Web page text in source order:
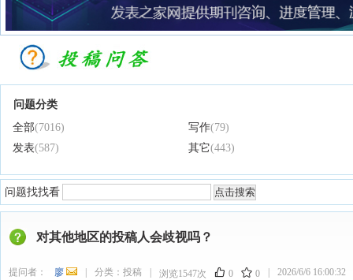
问题分类
全部(7016) 写作(79)
发表(587) 其它(443)
问题找找看
对其他地区的投稿人会歧视吗？
提问者： 廖 分类： 投稿 浏览1547次 0 0 2026/6/6 16:00:32